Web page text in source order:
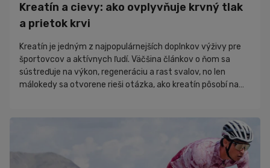
Kreatín a cievy: ako ovplyvňuje krvný tlak
a prietok krvi
Kreatín je jedným z najpopulárnejších doplnkov výživy pre
športovcov a aktívnych ľudí. Väčšina článkov o ňom sa
sústreďuje na výkon, regeneráciu a rast svalov, no len
málokedy sa otvorene rieši otázka, ako kreatín pôsobí na
cievam. Kde je teda pravda? Pozrime sa na to, čo hovoria
výskumy, a aké odporúčania platia pre športovcov aj pre...